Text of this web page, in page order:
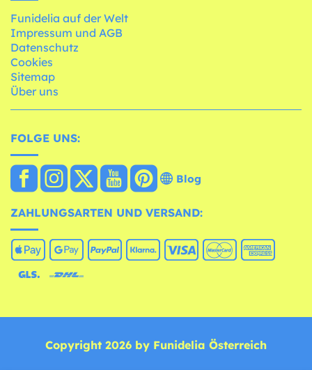
Funidelia auf der Welt
Impressum und AGB
Datenschutz
Cookies
Sitemap
Über uns
FOLGE UNS:
Blog
ZAHLUNGSARTEN UND VERSAND:
Copyright 2026 by Funidelia Österreich